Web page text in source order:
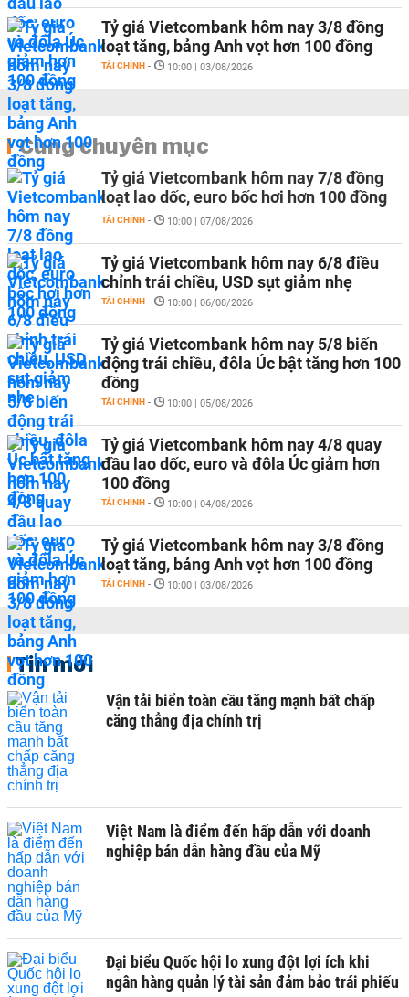
Tỷ giá Vietcombank hôm nay 3/8 đồng
loạt tăng, bảng Anh vọt hơn 100 đồng
TÀI CHÍNH - 10:00 | 03/08/2026
Cùng chuyên mục
Tỷ giá Vietcombank hôm nay 7/8 đồng
loạt lao dốc, euro bốc hơi hơn 100 đồng
TÀI CHÍNH - 10:00 | 07/08/2026
Tỷ giá Vietcombank hôm nay 6/8 điều
chỉnh trái chiều, USD sụt giảm nhẹ
TÀI CHÍNH - 10:00 | 06/08/2026
Tỷ giá Vietcombank hôm nay 5/8 biến
động trái chiều, đôla Úc bật tăng hơn 100
đồng
TÀI CHÍNH - 10:00 | 05/08/2026
Tỷ giá Vietcombank hôm nay 4/8 quay
đầu lao dốc, euro và đôla Úc giảm hơn
100 đồng
TÀI CHÍNH - 10:00 | 04/08/2026
Tỷ giá Vietcombank hôm nay 3/8 đồng
loạt tăng, bảng Anh vọt hơn 100 đồng
TÀI CHÍNH - 10:00 | 03/08/2026
Tin mới
Vận tải biển toàn cầu tăng mạnh bất chấp
căng thẳng địa chính trị
Việt Nam là điểm đến hấp dẫn với doanh
nghiệp bán dẫn hàng đầu của Mỹ
Đại biểu Quốc hội lo xung đột lợi ích khi
ngân hàng quản lý tài sản đảm bảo trái phiếu